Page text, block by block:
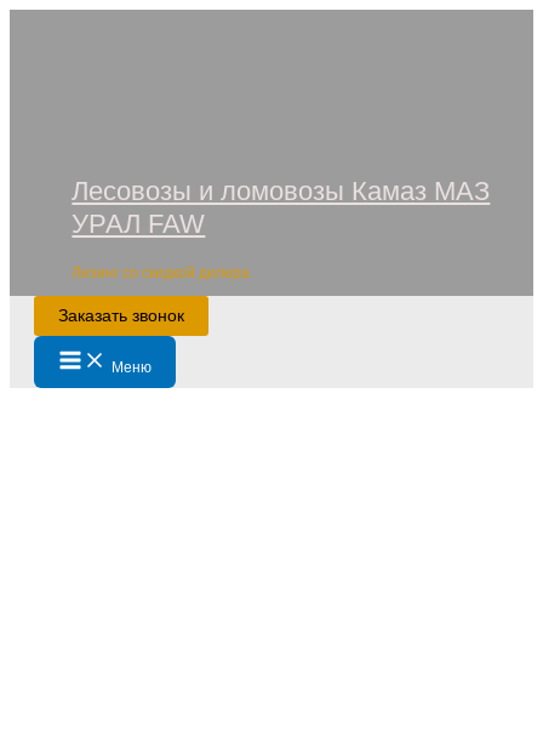
Лесовозы и ломовозы Камаз МАЗ
УРАЛ FAW
Лизинг со скидкой дилера
Заказать звонок
Main
Menu
Меню